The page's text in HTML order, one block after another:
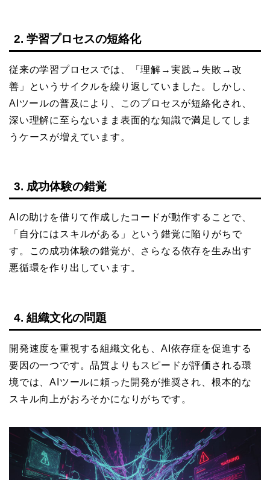
2. 学習プロセスの短絡化
従来の学習プロセスでは、「理解→実践→失敗→改
善」というサイクルを繰り返していました。しかし、
AIツールの普及により、このプロセスが短絡化され、
深い理解に至らないまま表面的な知識で満足してしま
うケースが増えています。
3. 成功体験の錯覚
AIの助けを借りて作成したコードが動作することで、
「自分にはスキルがある」という錯覚に陥りがちで
す。この成功体験の錯覚が、さらなる依存を生み出す
悪循環を作り出しています。
4. 組織文化の問題
開発速度を重視する組織文化も、AI依存症を促進する
要因の一つです。品質よりもスピードが評価される環
境では、AIツールに頼った開発が推奨され、根本的な
スキル向上がおろそかになりがちです。